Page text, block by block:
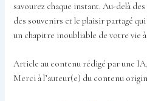
savourez chaque instant. Au-delà
des souvenirs et le plaisir partagé
un chapitre inoubliable de votre vie à
Article au contenu rédigé par une
Merci à l’auteur(e) du contenu